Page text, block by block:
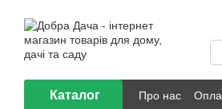
Каталог Про нас